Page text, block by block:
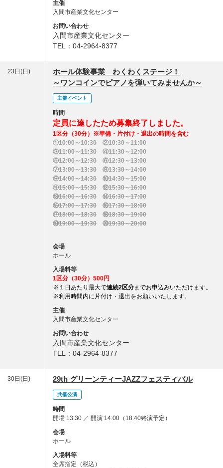
主催
入間市産業文化センター
お問い合わせ
入間市産業文化センター
TEL：04-2964-8377
23日(日)
ホール体験事業 わくわくステージ！
～ワンコインでピアノを弾いてみませんか～
主催イベント
時間
定員に達したため募集終了しました。
1区分（30分）※準備・片付け・退出の時間を含む
①10:00～10:30
②10:30～11:00
③11:00～11:30
④11:30～12:00
⑤12:00～12:30
⑥12:30～13:00
⑦13:00～13:30
⑧13:30～14:00
⑨14:00～14:30
⑩14:30～15:00
⑪15:00～15:30
⑫15:30～16:00
⑬16:00～16:30
⑭16:30～17:00
⑮17:00～17:30
⑯17:30～18:00
⑰18:00～18:30
⑱18:30～19:00
⑲19:00～19:30
⑳19:30～20:00
会場
ホール
入場料等
1区分（30分）500円
※１日あたり最大で連続2区分までお申込みいただけます。
※利用時間内に片付け・退出をお願いいたします。
主催
入間市産業文化センター
お問い合わせ
入間市産業文化センター
TEL：04-2964-8377
30日(日) 29th グリーンティーJAZZフェスティバル
共催公演
時間
開場 13:30 ／ 開演 14:00（18:40終演予定）
会場
ホール
入場料等
全席指定（税込）